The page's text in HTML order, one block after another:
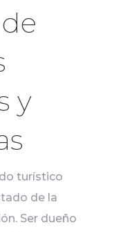
y
turístico
de la
Ser dueño